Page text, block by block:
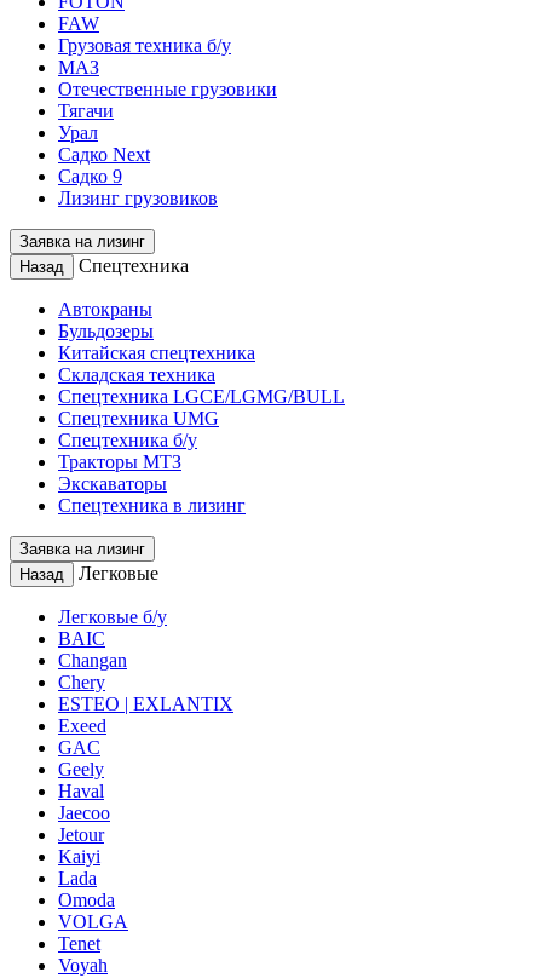
FAW
Грузовая техника б/у
МАЗ
Отечественные грузовики
Тягачи
Урал
Садко Next
Садко 9
Лизинг грузовиков
Заявка на лизинг
Назад
Спецтехника
Автокраны
Бульдозеры
Китайская спецтехника
Складская техника
Спецтехника LGCE/LGMG/BULL
Спецтехника UMG
Спецтехника б/у
Тракторы МТЗ
Экскаваторы
Спецтехника в лизинг
Заявка на лизинг
Назад
Легковые
Легковые б/у
BAIC
Changan
Chery
ESTEO | EXLANTIX
Exeed
GAC
Geely
Haval
Jaecoo
Jetour
Kaiyi
Lada
Omoda
VOLGA
Tenet
Voyah